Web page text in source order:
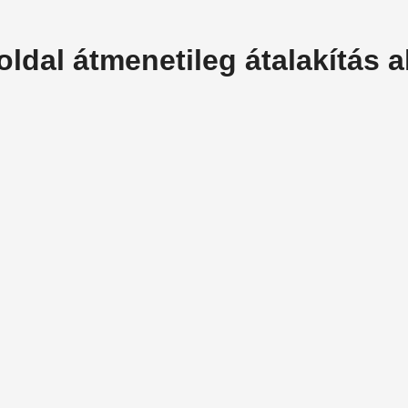
átmenetileg átalakítás